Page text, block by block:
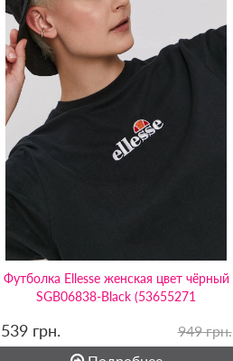
Футболка Ellesse женская цвет чёрный
SGB06838-Black (53655271
539 грн.
949 грн.